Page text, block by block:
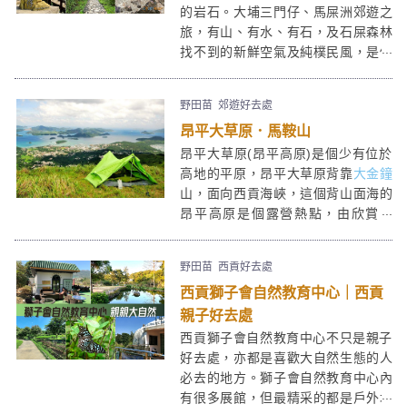
的岩石。大埔三門仔、馬屎洲郊遊之
旅，有山、有水、有石，及石屎森林
找不到的新鮮空氣及純樸民風，是個
野田苗 郊遊好去處
昂平大草原．馬鞍山
昂平大草原(昂平高原)是個少有位於
高地的平原，昂平大草原背靠大金鐘
山，面向西貢海峽，這個背山面海的
昂平高原是個露營熱點，由欣賞日
地。昂平營地上亦芒草及牛牛處處，
舖張格仔布，在最接近藍天白雲的昂
平大草地上野餐，感覺超爽！
野田苗 西貢好去處
西貢獅子會自然教育中心｜西貢
親子好去處
西貢獅子會自然教育中心不只是親子
好去處，亦都是喜歡大自然生態的人
必去的地方。獅子會自然教育中心內
有很多展館，但最精采的都是戶外地